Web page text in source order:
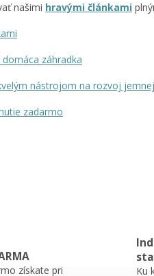
našimi hravými článkami
záhradka
nástrojom na rozvoj
zadarmo
získate pri
Ku